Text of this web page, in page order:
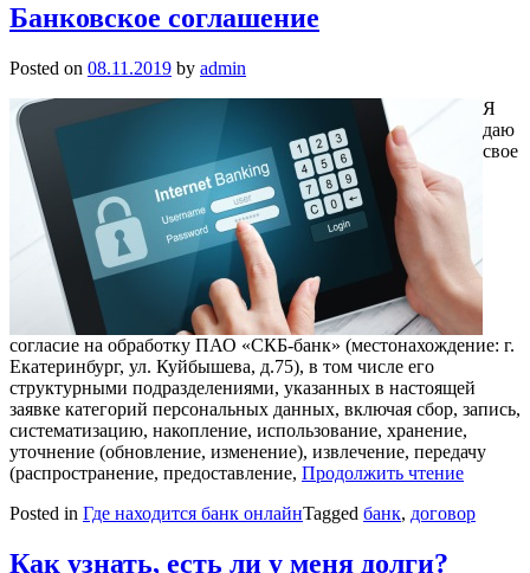
Банковское соглашение
Posted on 08.11.2019 by admin
Я
даю
свое
согласие на обработку ПАО «СКБ-банк» (местонахождение: г.
Екатеринбург, ул. Куйбышева, д.75), в том числе его
структурными подразделениями, указанных в настоящей
заявке категорий персональных данных, включая сбор, запись,
систематизацию, накопление, использование, хранение,
уточнение (обновление, изменение), извлечение, передачу
(распространение, предоставление, Продолжить чтение
Posted in Где находится банк онлайнTagged банк, договор
Как узнать, есть ли у меня долги?